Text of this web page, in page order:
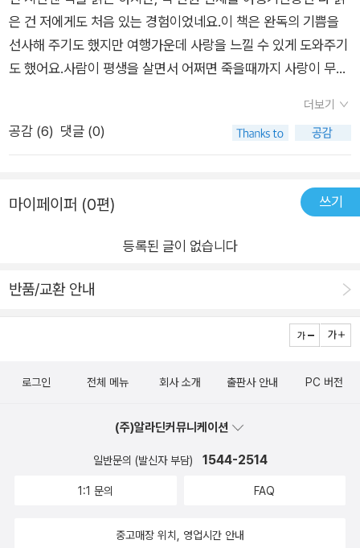
은 건 저에게도 처음 있는 경험이었네요.이 책은 완독의 기쁨을
선사해 주기도 했지만 여행가운데 사랑을 느낄 수 있게 도와주기
도 했어요.사람이 평생을 살면서 어쩌면 죽을때까지 사랑이 무엇
인문학적으로 잘 해석해 낸 책인것 같아요. 사랑은 가슴이 한다고
하지만, 머리로 도저히 이해할 수 없는 지점이 오기도 하잖아요?
더보기
공감 (6) 댓글 (0)
마이페이퍼 (0편) 쓰기
등록된 글이 없습니다
반품/교환 안내
로그인 전체 메뉴 회사 소개 출판사 안내 PC 버전
(주)알라딘커뮤니케이션
일반문의 (발신자 부담) 1544-2514
1:1 문의 FAQ
중고매장 위치, 영업시간 안내